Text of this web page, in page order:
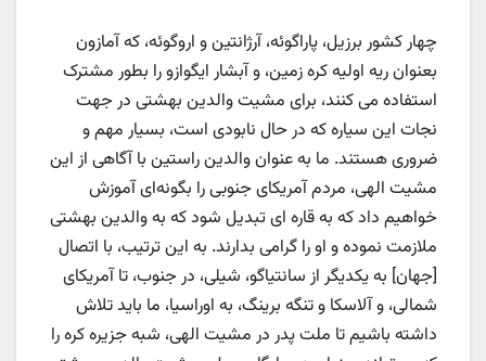
چهار کشور برزیل، پاراگوئه، آرژانتین و اروگوئه، که آمازون
بعنوان ریه‌ اولیه کره زمین، و آبشار ایگوازو را بطور مشترک
استفاده می کنند، برای مشیت والدین بهشتی در جهت
نجات این سیاره که در حال نابودی است، بسیار مهم و
ضروری هستند. ما به عنوان والدین راستین با آگاهی از این
مشیت الهی، مردم آمریکای جنوبی را بگونه‌ای آموزش
خواهیم داد که به قاره ای تبدیل شود که به والدین بهشتی
ملازمت نموده و او را گرامی بدارند. به این ترتیب، با اتصال
[جهان] به یکدیگر از سانتیاگو، شیلی، در جنوب، تا آمریکای
شمالی، و آلاسکا و تنگه برینگ، به اوراسیا، ما باید تلاش
داشته باشیم تا ملت پدر در مشیت الهی، شبه جزیره کره را